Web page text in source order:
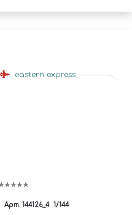
eastern express
Арт. 144126_4 1/144